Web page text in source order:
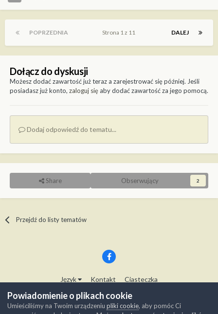
POPRZEDNIA DALEJ
Strona 1 z 11
Dołącz do dyskusji
Możesz dodać zawartość już teraz a zarejestrować się później. Jeśli
posiadasz już konto, zaloguj sięaby dodać zawartość za jego pomocą.
Dodaj odpowiedź do tematu...
Share Obserwujący 2
Przejdź do listy tematów
Język Kontakt Ciasteczka
Copyright © Modelwork.pl
Powered by Invision Community
Powiadomienie o plikach cookie
Umieściliśmy na Twoim urządzeniu pliki cookie, aby pomóc Ci